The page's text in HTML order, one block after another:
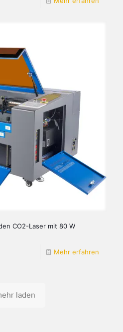
CO2-Laser mit 80 W
Mehr erfahren
laden